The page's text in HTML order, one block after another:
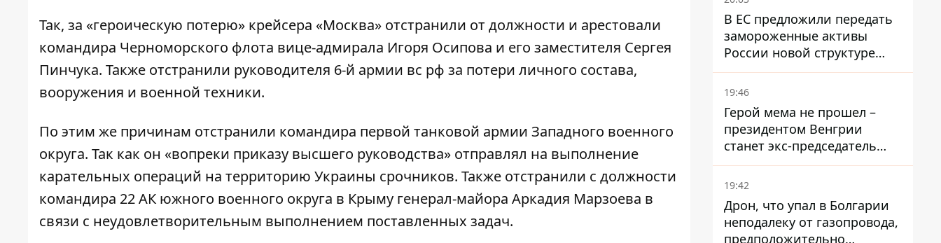
Так, за «героическую потерю» крейсера «Москва» отстранили от должности и арестовали
командира Черноморского флота вице-адмирала Игоря Осипова и его заместителя Сергея
Пинчука. Также отстранили руководителя 6-й армии вс рф за потери личного состава,
вооружения и военной техники.
По этим же причинам отстранили командира первой танковой армии Западного военного
округа. Так как он «вопреки приказу высшего руководства» отправлял на выполнение
карательных операций на территорию Украины срочников. Также отстранили с должности
командира 22 АК южного военного округа в Крыму генерал-майора Аркадия Марзоева в
связи с неудовлетворительным выполнением поставленных задач.
В ЕС предложили передать
замороженные активы
России новой структуре
блока
19:46
Герой мема не прошел –
президентом Венгрии
станет экс-председатель
Верховного Суда, которого
критиковал Орбан.
19:42
Дрон, что упал в Болгарии
неподалеку от газопровода,
предположительно